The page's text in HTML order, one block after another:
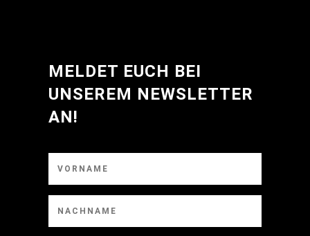
MELDET EUCH BEI
UNSEREM NEWSLETTER
AN!